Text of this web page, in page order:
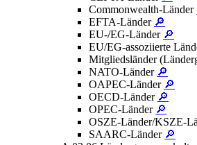
Commonwealth-Länder
EFTA-Länder 🔎
EU-/EG-Länder 🔎
EU/EG-assoziierte
Mitgliedsländer
NATO-Länder 🔎
OAPEC-Länder 🔎
OECD-Länder 🔎
OPEC-Länder 🔎
OSZE-Länder/KSZE-
SAARC-Länder 🔎